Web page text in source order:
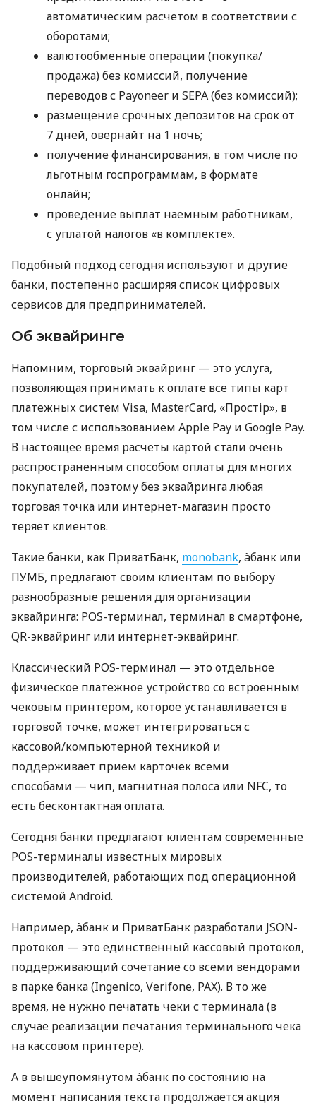
автоматическим расчетом в соответствии с
оборотами;
валютообменные операции (покупка/
продажа) без комиссий, получение
переводов с Payoneer и SEPA (без комиссий);
размещение срочных депозитов на срок от
7 дней, овернайт на 1 ночь;
получение финансирования, в том числе по
льготным госпрограммам, в формате
онлайн;
проведение выплат наемным работникам,
с уплатой налогов «в комплекте».
Подобный подход сегодня используют и другие
банки, постепенно расширяя список цифровых
сервисов для предпринимателей.
Об эквайринге
Напомним, торговый эквайринг — это услуга,
позволяющая принимать к оплате все типы карт
платежных систем Visa, MasterCard, «Простір», в
том числе с использованием Apple Pay и Google Pay.
В настоящее время расчеты картой стали очень
распространенным способом оплаты для многих
покупателей, поэтому без эквайринга любая
торговая точка или интернет-магазин просто
теряет клиентов.
Такие банки, как ПриватБанк, monobank, àбанк или
ПУМБ, предлагают своим клиентам по выбору
разнообразные решения для организации
эквайринга: POS-терминал, терминал в смартфоне,
QR-эквайринг или интернет-эквайринг.
Классический POS-терминал — это отдельное
физическое платежное устройство со встроенным
чековым принтером, которое устанавливается в
торговой точке, может интегрироваться с
кассовой/компьютерной техникой и
поддерживает прием карточек всеми
способами — чип, магнитная полоса или NFC, то
есть бесконтактная оплата.
Сегодня банки предлагают клиентам современные
POS-терминалы известных мировых
производителей, работающих под операционной
системой Android.
Например, àбанк и ПриватБанк разработали JSON-
протокол — это единственный кассовый протокол,
поддерживающий сочетание со всеми вендорами
в парке банка (Ingenico, Verifone, PAX). В то же
время, не нужно печатать чеки с терминала (в
случае реализации печатания терминального чека
на кассовом принтере).
А в вышеупомянутом àбанк по состоянию на
момент написания текста продолжается акция